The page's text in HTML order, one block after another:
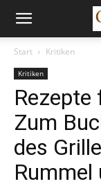
Start Kritiken
Kritiken
Rezepte
Zum
des
Rummel